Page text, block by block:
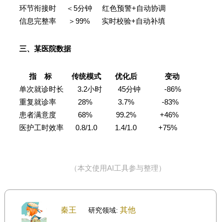
环节衔接时 ＜5分钟 红色预警+自动协调
信息完整率 ＞99% 实时校验+自动补填
三、某医院数据
指 标 传统模式 优化后 变动
单次就诊时长 3.2小时 45分钟 -86%
重复就诊率 28% 3.7% -83%
患者满意度 68% 99.2% +46%
医护工时效率 0.8/1.0 1.4/1.0 +75%
（本文使用AI工具参与整理）
秦王 研究领域: 其他